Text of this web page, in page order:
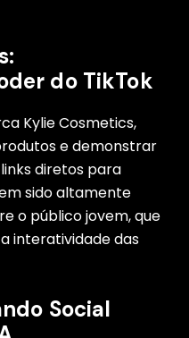
do TikTok
Kylie Cosmetics,
e demonstrar
diretos para
sido altamente
o público jovem, que
interatividade das
Social